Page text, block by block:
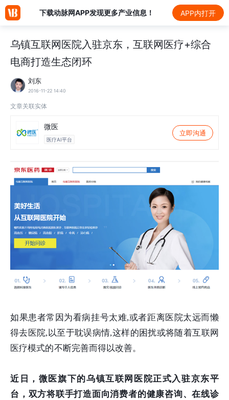
下载动脉网APP发现更多产业信息！ APP内打开
乌镇互联网医院入驻京东，互联网医疗+综合
电商打造生态闭环
刘东
2016-11-22 14:40
文章关联实体
微医
医疗AI平台
立即沟通
如果患者常因为看病挂号太难,或者距离医院太远而懒
得去医院,以至于耽误病情,这样的困扰或将随着互联网
医疗模式的不断完善而得以改善。
近日，微医旗下的乌镇互联网医院正式入驻京东平
台，双方将联手打造面向消费者的健康咨询、在线诊